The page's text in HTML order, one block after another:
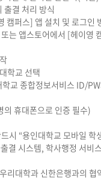
출결 처리 방식
캠퍼스] 앱 설치 및 로그인
는 앱스토어에서 [헤이영
학교 선택
교 종합정보서비스 ID/
휴대폰으로 인증 필수)
시 “용인대학교 모바일 학
결 시스템, 학사행정 서비
리대학과 신한은행과의 협